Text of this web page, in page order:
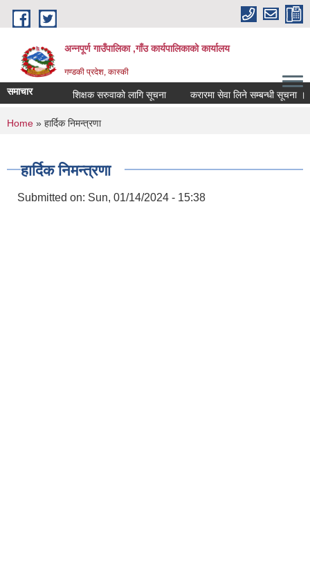
Skip to main content
अन्नपूर्ण गाउँपालिका ,गाँउ कार्यपालिकाको कार्यालय
गण्डकी प्रदेश, कास्की
समाचार शिक्षक सरुवाको लागि सूचना करारमा सेवा लिने सम्बन्धी सूचना ।
You are here
Home » हार्दिक निमन्त्रणा
हार्दिक निमन्त्रणा
Submitted on: Sun, 01/14/2024 - 15:38